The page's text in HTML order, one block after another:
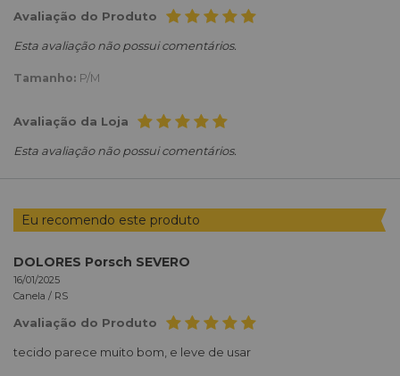
Avaliação do Produto
Esta avaliação não possui comentários.
Tamanho: P/M
Avaliação da Loja
Esta avaliação não possui comentários.
Eu recomendo este produto
DOLORES Porsch SEVERO
16/01/2025
Canela / RS
Avaliação do Produto
tecido parece muito bom, e leve de usar